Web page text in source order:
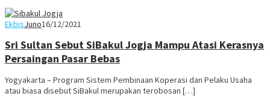
EkbisJuno16/12/2021
Sri Sultan Sebut SiBakul Jogja Mampu Atasi Kerasnya
Persaingan Pasar Bebas
Yogyakarta – Program Sistem Pembinaan Koperasi dan Pelaku Usaha
atau biasa disebut SiBakul merupakan terobosan […]